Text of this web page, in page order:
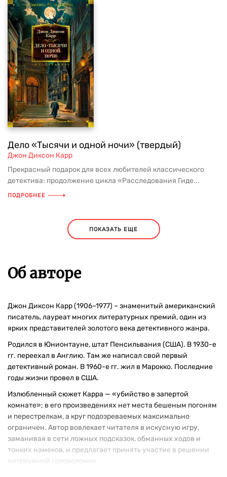
Дело «Тысячи и одной ночи» (твердый)
Джон Диксон Карр
Прекрасный подарок для всех любителей классического
детектива: продолжение цикла «Расследования Гиде...
ПОДРОБНЕЕ
ПОКАЗАТЬ ЕЩЕ
Об авторе
Джон Диксон Карр (1906–1977) – знаменитый американский
писатель, лауреат многих литературных премий, один из
ярких представителей золотого века детективного жанра.
Родился в Юнионтауне, штат Пенсильвания (США). В 1930-е
гг. переехал в Англию. Там же написал свой первый
детективный роман. В 1960-е гг. жил в Марокко. Последние
годы жизни провел в США.
Излюбленный сюжет Карра — «убийство в запертой
комнате»; в его произведениях нет места бешеным погоням
и перестрелкам, а круг подозреваемых максимально
ограничен. Автор вовлекает читателя в искусную игру,
заманивая в сети ложных подсказок, обманных ходов и
тонких намеков, и предлагает принять участие в решении
хитроумной головоломки.